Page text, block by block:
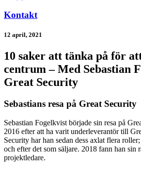
Kontakt
12 april, 2021
10 saker att tänka på för
centrum – Med Sebastian
Great Security
Sebastians resa på Great Security
Sebastian Fogelkvist började sin resa på
2016 efter att ha varit underleverantör till
Security har han sedan dess axlat flera
och efter det som säljare. 2018 fann han sin
projektledare.